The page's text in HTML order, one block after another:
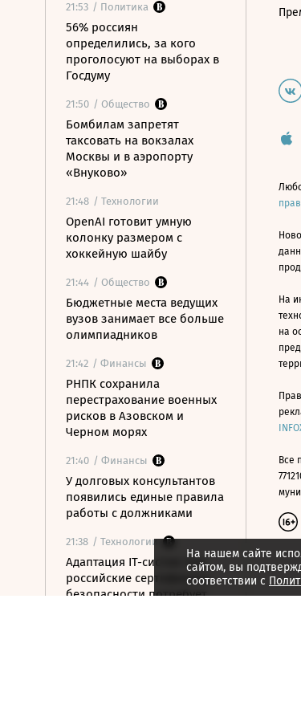
21:53 / Политика
56% россиян
определились, за кого
проголосуют на выборах в
Госдуму
21:50 / Общество
Бомбилам запретят
таксовать на вокзалах
Москвы и в аэропорту
«Внуково»
21:48 / Технологии
OpenAI готовит умную
колонку размером с
хоккейную шайбу
21:44 / Общество
Бюджетные места ведущих
вузов занимает все больше
олимпиадников
21:42 / Финансы
РНПК сохранила
перестрахование военных
рисков в Азовском и
Черном морях
21:40 / Финансы
У долговых консультантов
появились единые правила
работы с должниками
21:38 / Технологии
Адаптация IT-систем под
российские сертификаты
безопасности потребует
На нашем сайте
сайтом, вы
соответствии с
На
на
Все